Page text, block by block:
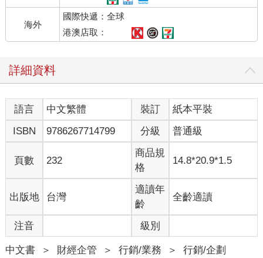
一九五○年代，行銷活動又邁進一大步，電視廣告提供了範圍更
廣、更直接的新媒體選擇。「廣告」的定義是廠商付費的傳播內
容，透過電視、報紙和最新的線上平臺等各種媒體傳播。隨之而
來的是一九六○年代早期，傑羅姆．麥卡錫（E. Jerome
價格、Place地點、Product產品），成為現代行銷策略的基礎。
什麼是顧客價值？
行銷學的頂尖學者彼得．杜爾（Peter Doyle）將價值描述為來自
參與者感受與觀點的主觀因素。因此，「價值」是一個變數，仰
賴交易參與者的觀點。價值可以有多種形式，包括功用性價值
（物品的使用方式）、貨幣價值（財務收益）、社會價值（在互
動中創造）和心理價值（讓人們感覺更好）。顧客知覺價值
（customer perceived value）是根據商品／服務與市場上類似產
品的比較。為了提供價值，行銷人員必須了解顧客的需要、欲望
和需求，以及如何以最有利的方式呈現產品。
這種對顧客價值的關注，導致了「共同創造價值」概念的發展，
即買方和賣方互動合作，藉此開發新產品或為現有產品找到新用
途。這種價值是在雙方的互動中創造的，有多種不同的形式，包
括知識交流、辨識產品／服務的不同用途、提高盈利／降低成
海外
國際快遞：全球
港澳店取：
詳細資料
語言 中文繁體 裝訂
紙本平裝
ISBN
9786267714799 分級 普通級
頁數 232
商品規
格
14.8*20.9*1.5
出版地 台灣
適讀年
齡
全齡適讀
注音 級別
中文書 ＞ 財經企管 ＞ 行銷/業務 ＞ 行銷/企劃